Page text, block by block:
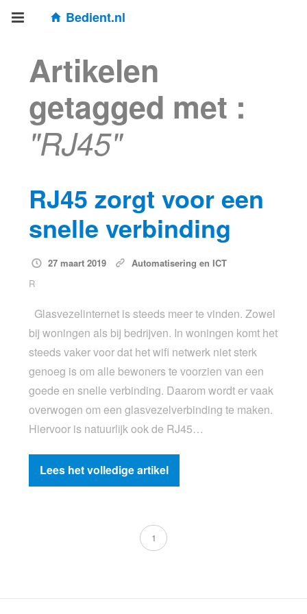
Bedient.nl
Artikelen
getagged met :
"RJ45"
RJ45 zorgt voor een
snelle verbinding
27 maart 2019
Automatisering en ICT
R
Glasvezelinternet is steeds meer te vinden. Zowel
bij woningen als bij bedrijven. In woningen komt het
steeds vaker voor dat het wifi netwerk niet sterk
genoeg is om alle bewoners te voorzien van een
goede en snelle verbinding. Daarom wordt er vaak
overwogen om een glasvezelverbinding te maken.
Hiervoor is natuurlijk ook de RJ45…
Lees het volledige artikel
1